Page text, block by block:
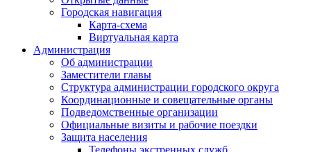
Городская навигация
Карта-схема
Виртуальная карта
Администрация
Об администрации
Заместители главы
Структура администрации городского округа
Координационные и совещательные органы
Подведомственные организации
Официальные визиты и рабочие поездки
Защита населения
Телефоны экстренных служб